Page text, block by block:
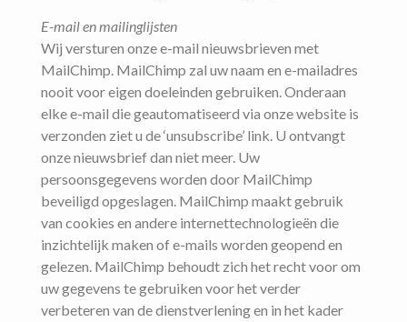
E-mail en mailinglijsten
Wij versturen onze e-mail nieuwsbrieven met
MailChimp. MailChimp zal uw naam en e-mailadres
nooit voor eigen doeleinden gebruiken. Onderaan
elke e-mail die geautomatiseerd via onze website is
verzonden ziet u de ‘unsubscribe’ link. U ontvangt
onze nieuwsbrief dan niet meer. Uw
persoonsgegevens worden door MailChimp
beveiligd opgeslagen. MailChimp maakt gebruik
van cookies en andere internettechnologieën die
inzichtelijk maken of e-mails worden geopend en
gelezen. MailChimp behoudt zich het recht voor om
uw gegevens te gebruiken voor het verder
verbeteren van de dienstverlening en in het kader